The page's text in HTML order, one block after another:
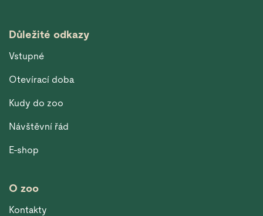
Důležité odkazy
Vstupné
Otevírací doba
Kudy do zoo
Návštěvní řád
E-shop
O zoo
Kontakty